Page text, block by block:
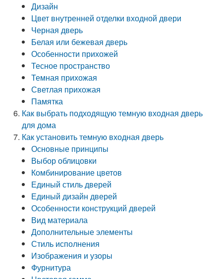
Дизайн
Цвет внутренней отделки входной двери
Черная дверь
Белая или бежевая дверь
Особенности прихожей
Тесное пространство
Темная прихожая
Светлая прихожая
Памятка
Как выбрать подходящую темную входная дверь
для дома
Как установить темную входная дверь
Основные принципы
Выбор облицовки
Комбинирование цветов
Единый стиль дверей
Единый дизайн дверей
Особенности конструкций дверей
Вид материала
Дополнительные элементы
Стиль исполнения
Изображения и узоры
Фурнитура